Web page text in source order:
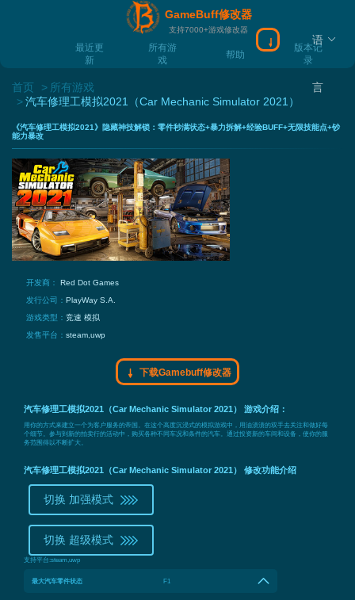
GameBuff修改器
支持7000+游戏修改器
最近更
新
所有游
戏
帮助
版本记
录
下载Gamebuff
语
言
首页
所有游戏
汽车修理工模拟2021（Car Mechanic Simulator 2021）
《汽车修理工模拟2021》隐藏神技解锁：零件秒满状态+暴力拆解+经验BUFF+无限技能点+钞
能力暴改
开发商： Red Dot Games
发行公司： PlayWay S.A.
游戏类型： 竞速 模拟
发售平台： steam,uwp
下载Gamebuff修改器
汽车修理工模拟2021（Car Mechanic Simulator 2021） 游戏介绍：
用你的方式来建立一个为客户服务的帝国。在这个高度沉浸式的模拟游戏中，用油渍渍的双手去关注和做好每
个细节。参与到新的拍卖行的活动中，购买各种不同车况和条件的汽车。通过投资新的车间和设备，使你的服
务范围得以不断扩大。
汽车修理工模拟2021（Car Mechanic Simulator 2021） 修改功能介绍
切换 加强模式
切换 超级模式
支持平台:steam,uwp
最大汽车零件状态 F1